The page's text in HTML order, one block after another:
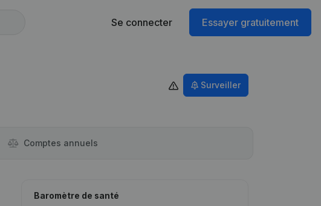
Se connecter Essayer gratuitement
Surveiller
Comptes annuels
Baromètre de santé